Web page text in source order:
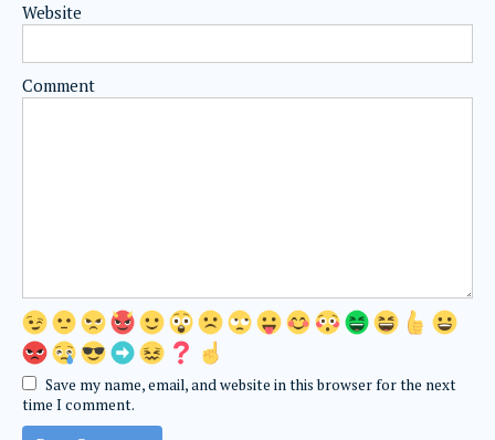
Website
Comment
Save my name, email, and website in this browser for the next
time I comment.